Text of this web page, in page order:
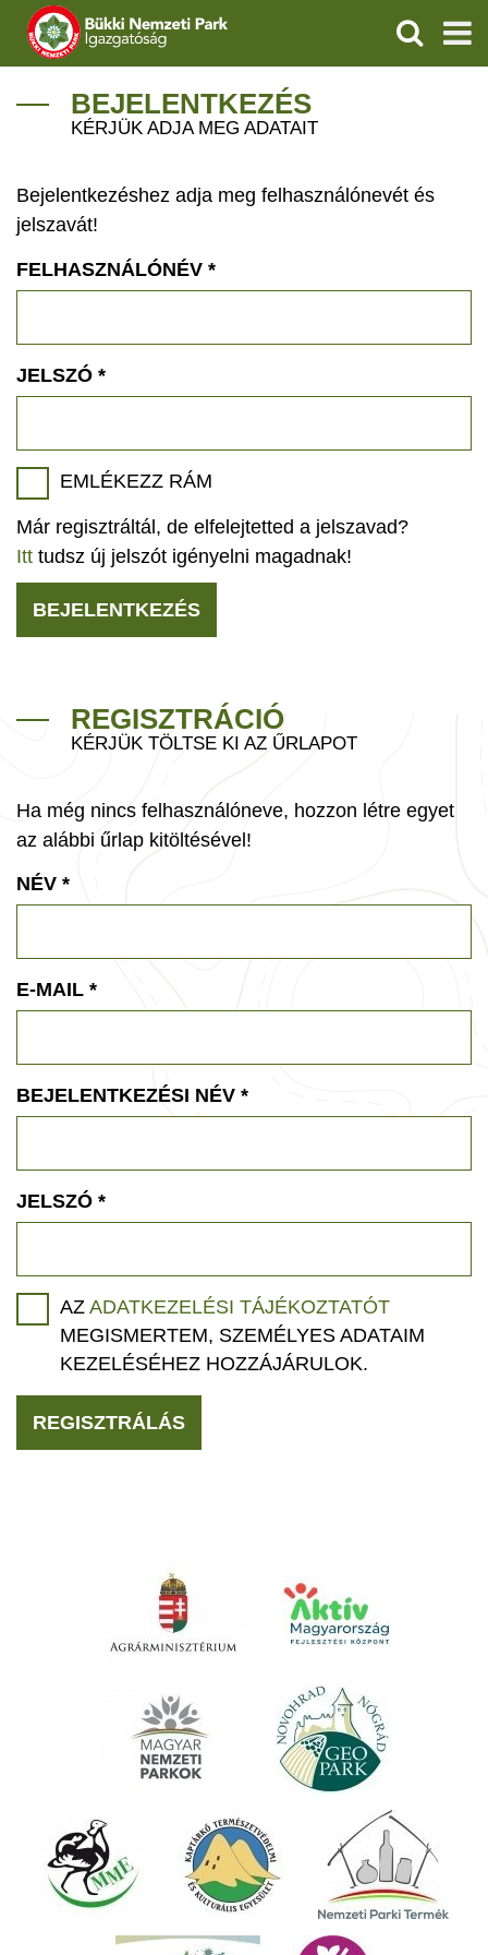
IGAZGATÓSÁG
VÍZVÉDELEM
ÖKOTURIZMUS
GEOPARKOK
KERESÉS
BEJELENTKEZÉS
KÉRJÜK ADJA MEG ADATAIT
Bejelentkezéshez adja meg felhasználónevét és
jelszavát!
FELHASZNÁLÓNÉV *
JELSZÓ *
EMLÉKEZZ RÁM
Már regisztráltál, de elfelejtetted a jelszavad?
Itt tudsz új jelszót igényelni magadnak!
BEJELENTKEZÉS
REGISZTRÁCIÓ
KÉRJÜK TÖLTSE KI AZ ŰRLAPOT
Ha még nincs felhasználóneve, hozzon létre egyet
az alábbi űrlap kitöltésével!
NÉV *
E-MAIL *
BEJELENTKEZÉSI NÉV *
JELSZÓ *
AZ ADATKEZELÉSI TÁJÉKOZTATÓT
MEGISMERTEM, SZEMÉLYES ADATAIM
KEZELÉSÉHEZ HOZZÁJÁRULOK.
REGISZTRÁLÁS